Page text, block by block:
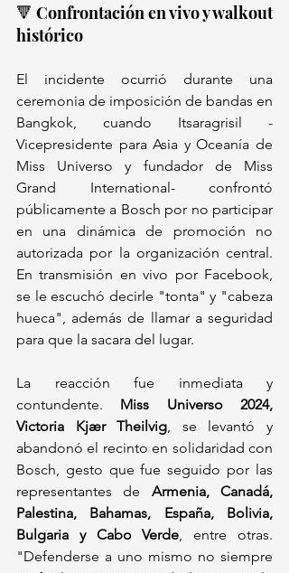
🔻 Confrontación en vivo y walkout
histórico
El incidente ocurrió durante una
ceremonia de imposición de bandas en
Bangkok, cuando Itsaragrisil -
Vicepresidente para Asia y Oceanía de
Miss Universo y fundador de Miss
Grand International- confrontó
públicamente a Bosch por no participar
en una dinámica de promoción no
autorizada por la organización central.
En transmisión en vivo por Facebook,
se le escuchó decirle "tonta" y "cabeza
hueca", además de llamar a seguridad
para que la sacara del lugar.
La reacción fue inmediata y
contundente. Miss Universo 2024,
Victoria Kjær Theilvig , se levantó y
abandonó el recinto en solidaridad con
Bosch, gesto que fue seguido por las
representantes de Armenia, Canadá,
Palestina, Bahamas, España, Bolivia,
Bulgaria y Cabo Verde , entre otras.
"Defenderse a uno mismo no siempre